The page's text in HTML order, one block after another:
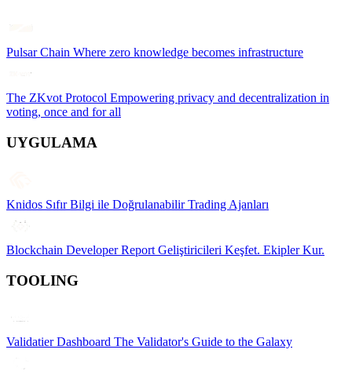
Pulsar Chain Where zero knowledge becomes infrastructure
The ZKvot Protocol Empowering privacy and decentralization in
voting, once and for all
UYGULAMA
Knidos Sıfır Bilgi ile Doğrulanabilir Trading Ajanları
Blockchain Developer Report Geliştiricileri Keşfet. Ekipler Kur.
TOOLING
Validatier Dashboard The Validator's Guide to the Galaxy